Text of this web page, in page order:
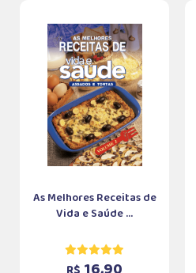
As Melhores Receitas de
Vida e Saúde ...